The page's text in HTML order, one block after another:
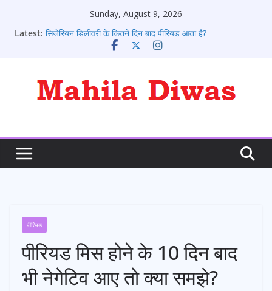
Sunday, August 9, 2026
Latest: सिजेरियन डिलीवरी के कितने दिन बाद पीरियड आता है?
पीरियड आने के संकेत: 10 शुरुआती लक्षण जो हर लड़की को जानने
पीरियड आने के बाद भी क्या कोई प्रेग्नेंट हो सकते है?
पीरियड्स नहीं आने पर क्या करना चाहिए ?
पीरियड
पीरियड मिस होने के 10 दिन बाद
भी नेगेटिव आए तो क्या समझे?